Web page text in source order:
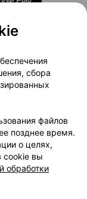
маркетинг
сбора
файлов
позднее время.
о целях,
cookie вы
обработки